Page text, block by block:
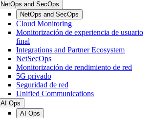
NetOps and SecOps
NetOps and SecOps
Cloud Monitoring
Monitorización de experiencia de usuario
final
Integrations and Partner Ecosystem
NetSecOps
Monitorización de rendimiento de red
5G privado
Seguridad de red
Unified Communications
AI Ops
AI Ops